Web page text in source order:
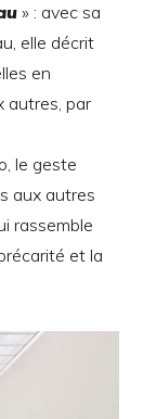
» : avec sa
elle décrit
en
autres, par
le geste
aux autres
rassemble
et la